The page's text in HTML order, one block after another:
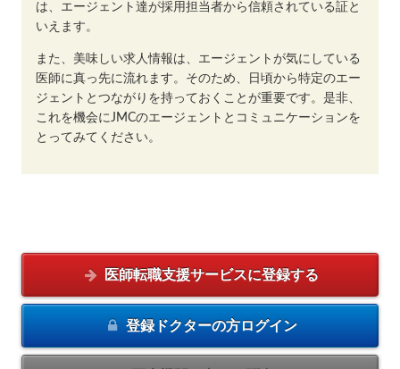
は、エージェント達が採用担当者から信頼されている証と
いえます。
また、美味しい求人情報は、エージェントが気にしている
医師に真っ先に流れます。そのため、日頃から特定のエー
ジェントとつながりを持っておくことが重要です。是非、
これを機会にJMCのエージェントとコミュニケーションを
とってみてください。
医師転職支援サービスに登録する
登録ドクターの方ログイン